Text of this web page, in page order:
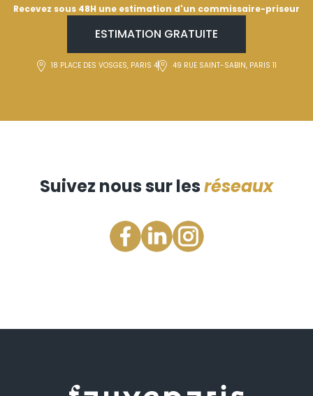
Recevez sous 48H une estimation d'un commissaire-priseur
ESTIMATION GRATUITE
18 PLACE DES VOSGES, PARIS 4 49 RUE SAINT-SABIN, PARIS 11
Suivez nous sur lesréseaux